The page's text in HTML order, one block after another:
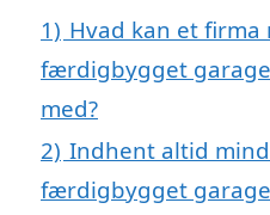
1) Hvad kan et firma
færdigbygget
med?
2) Indhent altid
færdigbygget